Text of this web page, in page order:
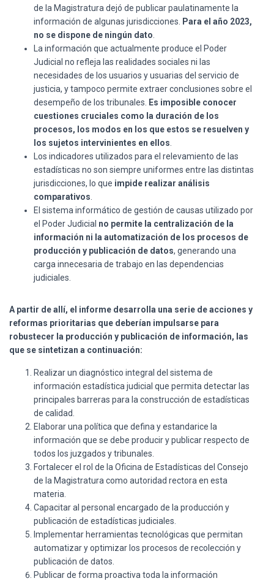
de la Magistratura dejó de publicar paulatinamente la
información de algunas jurisdicciones.
Para el año 2023,
no se dispone de ningún dato
La información que actualmente produce el Poder
Judicial no refleja las realidades sociales ni las
necesidades de los usuarios y usuarias del servicio de
justicia, y tampoco permite extraer conclusiones sobre el
desempeño de los tribunales.
Es imposible conocer
cuestiones cruciales como la duración de los
procesos, los modos en los que estos se resuelven y
los sujetos intervinientes en ellos
Los indicadores utilizados para el relevamiento de las
estadísticas no son siempre uniformes entre las distintas
jurisdicciones, lo que impide realizar análisis
comparativos
El sistema informático de gestión de causas utilizado por
el Poder Judicial no permite la centralización de la
información ni la automatización de los procesos de
producción y publicación de datos, generando una
carga innecesaria de trabajo en las dependencias
judiciales.
A partir de allí, el informe desarrolla una serie de acciones y
reformas prioritarias que deberían impulsarse para
robustecer la producción y publicación de información, las
que se sintetizan a continuación:
Realizar un diagnóstico integral del sistema de
información estadística judicial que permita detectar las
principales barreras para la construcción de estadísticas
de calidad.
Elaborar una política que defina y estandarice la
información que se debe producir y publicar respecto de
todos los juzgados y tribunales.
Fortalecer el rol de la Oficina de Estadísticas del Consejo
de la Magistratura como autoridad rectora en esta
materia.
Capacitar al personal encargado de la producción y
publicación de estadísticas judiciales.
Implementar herramientas tecnológicas que permitan
automatizar y optimizar los procesos de recolección y
publicación de datos.
Publicar de forma proactiva toda la información